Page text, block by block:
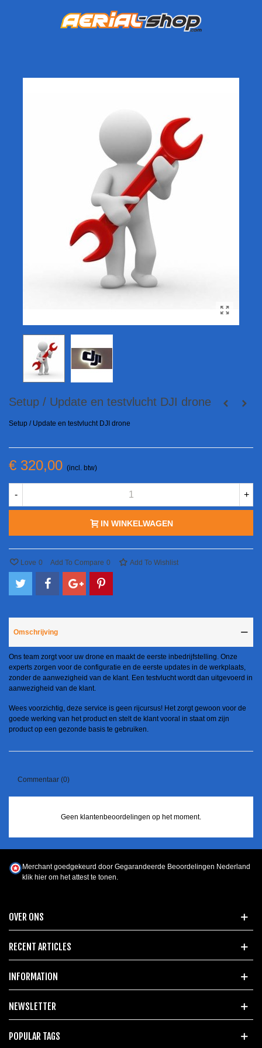
Setup / Update en testvlucht DJI drone
Setup / Update en testvlucht DJI drone
€ 320,00 (incl. btw)
- +
IN WINKELWAGEN
Love 0 Add To Compare 0 Add To Wishlist
Omschrijving
Ons team zorgt voor uw drone en maakt de eerste inbedrijfstelling. Onze
experts zorgen voor de configuratie en de eerste updates in de werkplaats,
zonder de aanwezigheid van de klant. Een testvlucht wordt dan uitgevoerd in
aanwezigheid van de klant.
Wees voorzichtig, deze service is geen rijcursus! Het zorgt gewoon voor de
goede werking van het product en stelt de klant vooral in staat om zijn
product op een gezonde basis te gebruiken.
Commentaar (0)
Geen klantenbeoordelingen op het moment.
OVER ONS
RECENT ARTICLES
INFORMATION
NEWSLETTER
POPULAR TAGS
Merchant goedgekeurd door Gegarandeerde Beoordelingen Nederland
klik hier om het attest te tonen